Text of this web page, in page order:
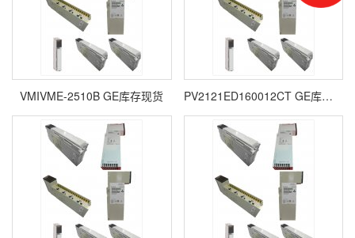
VMIVME-2510B GE库存现货 PV2121ED160012CT GE库存现货